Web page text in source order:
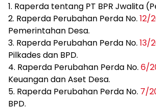
1. Raperda tentang PT BPR Jwalita
2. Raperda Perubahan Perda No. 12/
Pemerintahan Desa.
3. Raperda Perubahan Perda No. 13/
Pilkades dan BPD.
4. Raperda Perubahan Perda No. 6/
Keuangan dan Aset Desa.
5. Raperda Perubahan Perda No. 7/
BPD.